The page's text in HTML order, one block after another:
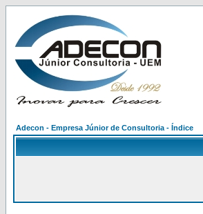
Adecon - Empresa Júnior de Consultoria - Índice